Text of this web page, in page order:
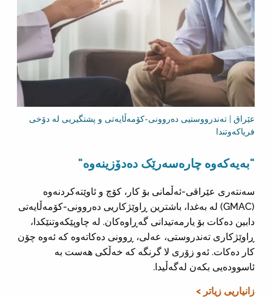
عێراق | تەندرووستیی دەروونی-کۆمەڵایەتی و پشتگیریی لە دۆخی
فریاکەوتندا
"بەیەکەوە چارەسەرێک دەدۆزینەوە"
سەنتەری عێراقی-ئەڵمانی بۆ کار، کۆچ و ئاوێتەکردنەوە
(GMAC) لە بەغدا، باشترین ڕاوێژکاریی دەروونی-کۆمەڵایەتی
دابین دەکات بۆ یارمەتیدانی گەڕاوەکان. لە چاوپێکەوتنێکدا،
ڕاوێژکاری تەندروستی، عەلی، ڕوونی دەکاتەوە کە ئەوە چۆن
کار دەکات. ئەو زۆری لا گرنگە کە خەڵکی هەست بە
ئاسوودەیی بکەن لەگەڵیدا.
زانیاریی زیاتر >